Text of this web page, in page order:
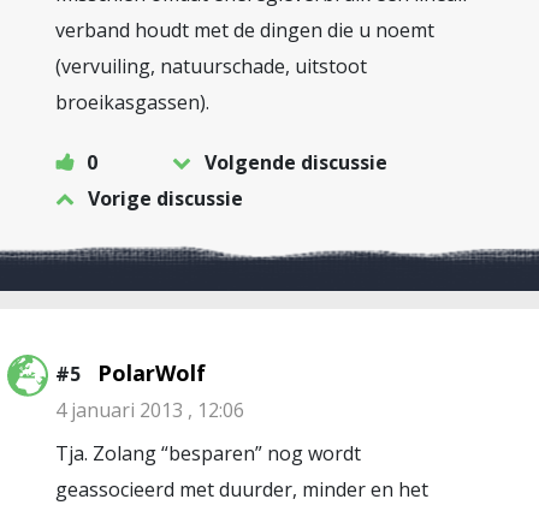
verband houdt met de dingen die u noemt
(vervuiling, natuurschade, uitstoot
broeikasgassen).
0
Volgende discussie
Vorige discussie
#5 PolarWolf
4 januari 2013 , 12:06
Tja. Zolang “besparen” nog wordt
geassocieerd met duurder, minder en het